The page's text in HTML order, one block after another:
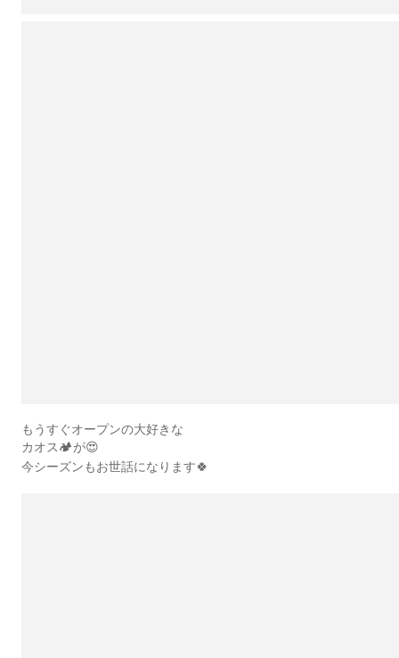
もうすぐオープンの大好きな
カオス🏕️が😍
今シーズンもお世話になります🍀